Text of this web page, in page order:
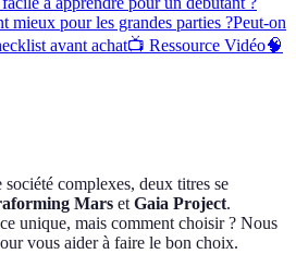
mieux pour les grandes parties ?Peut-on
avant achat📺 Ressource Vidéo🧠
complexes, deux titres se
Mars et Gaia Project.
unique, mais comment choisir ? Nous
vous aider à faire le bon choix.